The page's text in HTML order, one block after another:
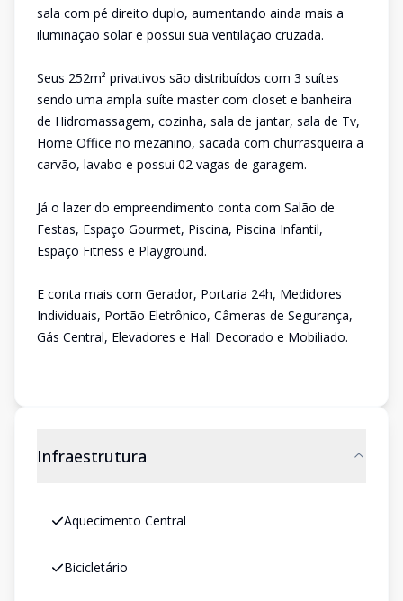
sala com pé direito duplo, aumentando ainda mais a
iluminação solar e possui sua ventilação cruzada.
Seus 252m² privativos são distribuídos com 3 suítes
sendo uma ampla suíte master com closet e banheira
de Hidromassagem, cozinha, sala de jantar, sala de Tv,
Home Office no mezanino, sacada com churrasqueira a
carvão, lavabo e possui 02 vagas de garagem.
Já o lazer do empreendimento conta com Salão de
Festas, Espaço Gourmet, Piscina, Piscina Infantil,
Espaço Fitness e Playground.
E conta mais com Gerador, Portaria 24h, Medidores
Individuais, Portão Eletrônico, Câmeras de Segurança,
Gás Central, Elevadores e Hall Decorado e Mobiliado.
Infraestrutura
Aquecimento Central
Bicicletário